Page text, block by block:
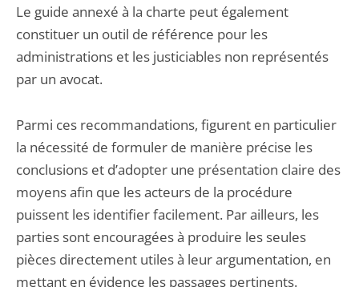
Le guide annexé à la charte peut également
constituer un outil de référence pour les
administrations et les justiciables non représentés
par un avocat.
Parmi ces recommandations, figurent en particulier
la nécessité de formuler de manière précise les
conclusions et d’adopter une présentation claire des
moyens afin que les acteurs de la procédure
puissent les identifier facilement. Par ailleurs, les
parties sont encouragées à produire les seules
pièces directement utiles à leur argumentation, en
mettant en évidence les passages pertinents.